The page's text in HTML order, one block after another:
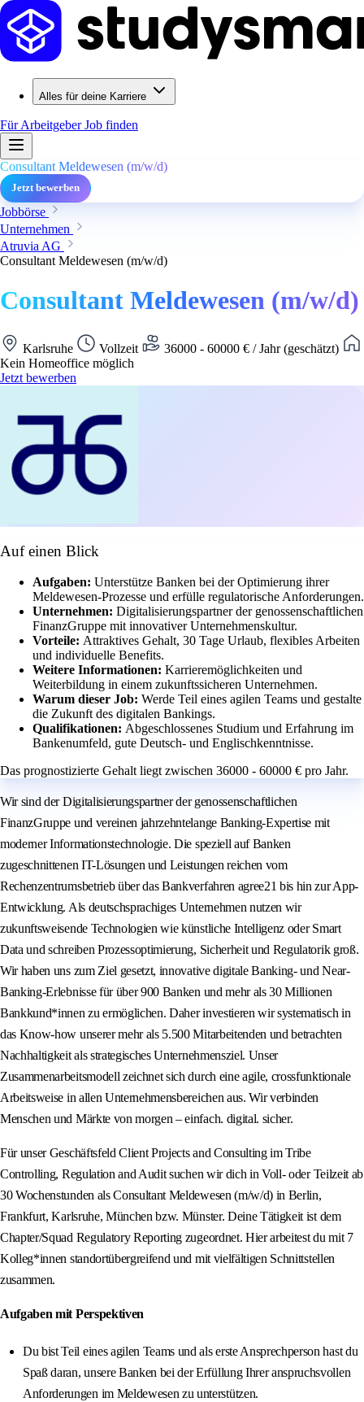
Alles für deine Karriere
Für ArbeitgeberJob finden
Consultant Meldewesen (m/w/d)
Jetzt bewerben
Jobbörse
Unternehmen
Atruvia AG
Consultant Meldewesen (m/w/d)
Consultant Meldewesen (m/w/d)
Karlsruhe Vollzeit
36000 - 60000 € / Jahr (geschätzt)
Kein Homeoffice möglich
Jetzt bewerben
Auf einen Blick
Aufgaben: Unterstütze Banken bei der Optimierung ihrer
Meldewesen-Prozesse und erfülle regulatorische Anforderungen.
Unternehmen: Digitalisierungspartner der genossenschaftlichen
FinanzGruppe mit innovativer Unternehmenskultur.
Vorteile: Attraktives Gehalt, 30 Tage Urlaub, flexibles Arbeiten
und individuelle Benefits.
Weitere Informationen: Karrieremöglichkeiten und
Weiterbildung in einem zukunftssicheren Unternehmen.
Warum dieser Job: Werde Teil eines agilen Teams und gestalte
die Zukunft des digitalen Bankings.
Qualifikationen: Abgeschlossenes Studium und Erfahrung im
Bankenumfeld, gute Deutsch- und Englischkenntnisse.
Das prognostizierte Gehalt liegt zwischen 36000 - 60000 € pro Jahr.
Wir sind der Digitalisierungspartner der genossenschaftlichen
FinanzGruppe und vereinen jahrzehntelange Banking-Expertise mit
moderner Informationstechnologie. Die speziell auf Banken
zugeschnittenen IT-Lösungen und Leistungen reichen vom
Rechenzentrumsbetrieb über das Bankverfahren agree21 bis hin zur App-
Entwicklung. Als deutschsprachiges Unternehmen nutzen wir
zukunftsweisende Technologien wie künstliche Intelligenz oder Smart
Data und schreiben Prozessoptimierung, Sicherheit und Regulatorik groß.
Wir haben uns zum Ziel gesetzt, innovative digitale Banking- und Near-
Banking-Erlebnisse für über 900 Banken und mehr als 30 Millionen
Bankkund*innen zu ermöglichen. Daher investieren wir systematisch in
das Know-how unserer mehr als 5.500 Mitarbeitenden und betrachten
Nachhaltigkeit als strategisches Unternehmensziel. Unser
Zusammenarbeitsmodell zeichnet sich durch eine agile, crossfunktionale
Arbeitsweise in allen Unternehmensbereichen aus. Wir verbinden
Menschen und Märkte von morgen – einfach. digital. sicher.
Für unser Geschäftsfeld Client Projects and Consulting im Tribe
Controlling, Regulation and Audit suchen wir dich in Voll- oder Teilzeit ab
30 Wochenstunden als Consultant Meldewesen (m/w/d) in Berlin,
Frankfurt, Karlsruhe, München bzw. Münster. Deine Tätigkeit ist dem
Chapter/Squad Regulatory Reporting zugeordnet. Hier arbeitest du mit 7
Kolleg*innen standortübergreifend und mit vielfältigen Schnittstellen
zusammen.
Aufgaben mit Perspektiven
Du bist Teil eines agilen Teams und als erste Ansprechperson hast du
Spaß daran, unsere Banken bei der Erfüllung Ihrer anspruchsvollen
Anforderungen im Meldewesen zu unterstützen.